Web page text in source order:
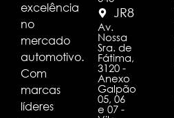
excelência
no
mercado
automotivo.
Com
marcas
líderes
JR8
Av.
Nossa
Sra. de
Fátima,
3120 -
Anexo
Galpão
05, 06
e 07 -